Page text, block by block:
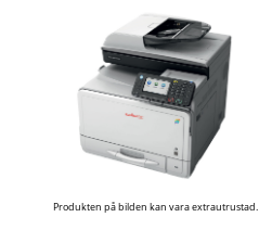
Produkten på bilden kan vara extrautrustad.